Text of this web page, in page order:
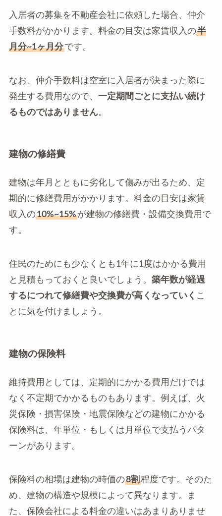
入居者の募集を不動産会社に依頼した場合、仲介
手数料がかかります。料金の目安は家賃収入の半
月分~1ヶ月分です。
なお、仲介手数料は空室に入居者が決まった際に
発生する費用なので、 一定期間ごとに支払い続け
るものではありません。
建物の修繕費
建物は年月とともに劣化して傷みが出るため、定
期的に修繕費用がかかります。料金の目安は家賃
収入の10%~15%が建物の修繕費・設備交換費用で
す。
住民のためにも少なくとも1年に1度はかかる費用
と見積もっておくと良いでしょう。 築年数が経過
するにつれて修繕費や交換費が高くなっていく こ
とに気を付けましょう。
建物の保険料
維持費用としては、定期的にかかる費用だけでは
なく不定期でかかるものもあります。例えば、火
災保険・損害保険・地震保険などの建物にかかる
保険料は、年単位・もしくは月単位で支払うパタ
ーンがあります。
保険料の相場は建物の時価の8割程度です。そのた
め、建物の構造や規模によって異なります。ま
た、保険会社による料金の違いはあまりありませ